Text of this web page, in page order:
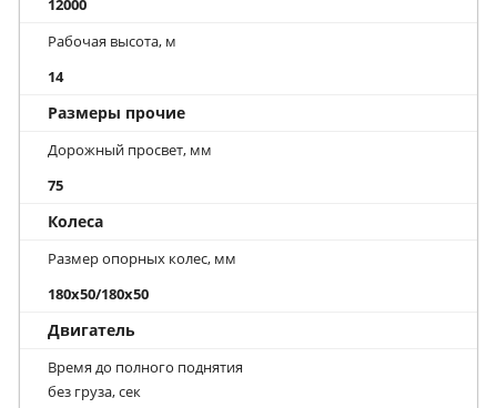
12000
Рабочая высота, м
14
Размеры прочие
Дорожный просвет, мм
75
Колеса
Размер опорных колес, мм
180x50/180x50
Двигатель
Время до полного поднятия
без груза, сек